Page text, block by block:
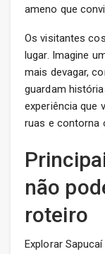
ameno que
Os visitantes
lugar. Imagine
mais devagar,
guardam
experiência que
ruas e contorna
não
roteiro
Explorar